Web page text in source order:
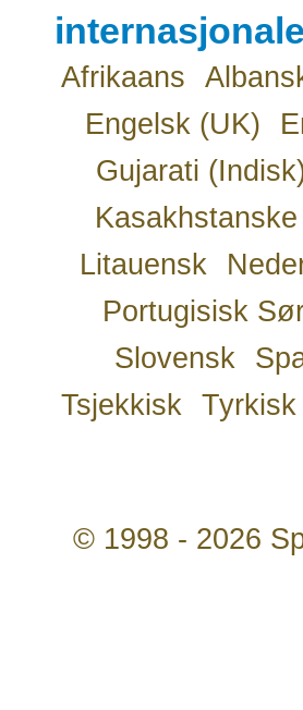
Afrikaans
Engelsk (UK)
Gujarati
Kasakhstanske
Litauensk
Portugisisk
Slovensk
Tsjekkisk
Tyrkisk
© 1998 - 2026